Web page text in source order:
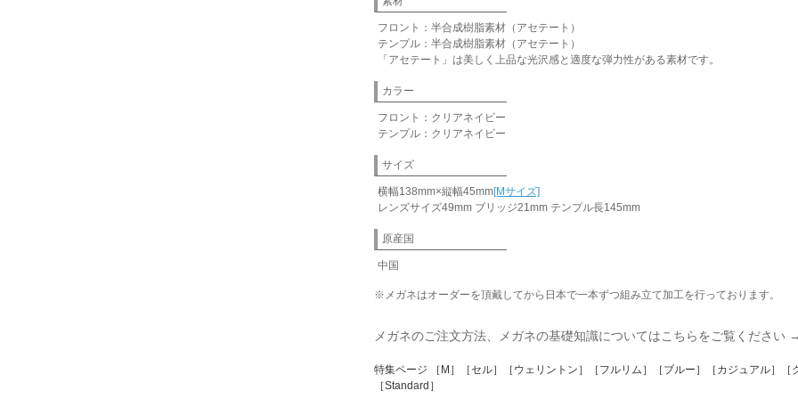
フロント：半合成樹脂素材（アセテート）
テンプル：半合成樹脂素材（アセテート）
「アセテート」は美しく上品な光沢感と適度な弾力性がある素材です。
カラー
フロント：クリアネイビー
テンプル：クリアネイビー
サイズ
横幅138mm×縦幅45mm[Mサイズ]
レンズサイズ49mm ブリッジ21mm テンプル長145mm
原産国
中国
※メガネはオーダーを頂戴してから日本で一本ずつ組み立て加工を行っております。
メガネのご注文方法、メガネの基礎知識についてはこちらをご覧ください →
特集ページ ［M］［セル］［ウェリントン］［フルリム］［ブルー］［カジュアル］［
［Standard］